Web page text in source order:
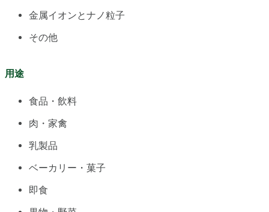
金属イオンとナノ粒子
その他
用途
食品・飲料
肉・家禽
乳製品
ベーカリー・菓子
即食